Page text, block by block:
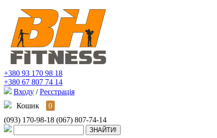
+380 93 170 98 18
+380 67 807 74 14
Входу / Реєстрація
Кошик
0
(093) 170-98-18 (067) 807-74-14